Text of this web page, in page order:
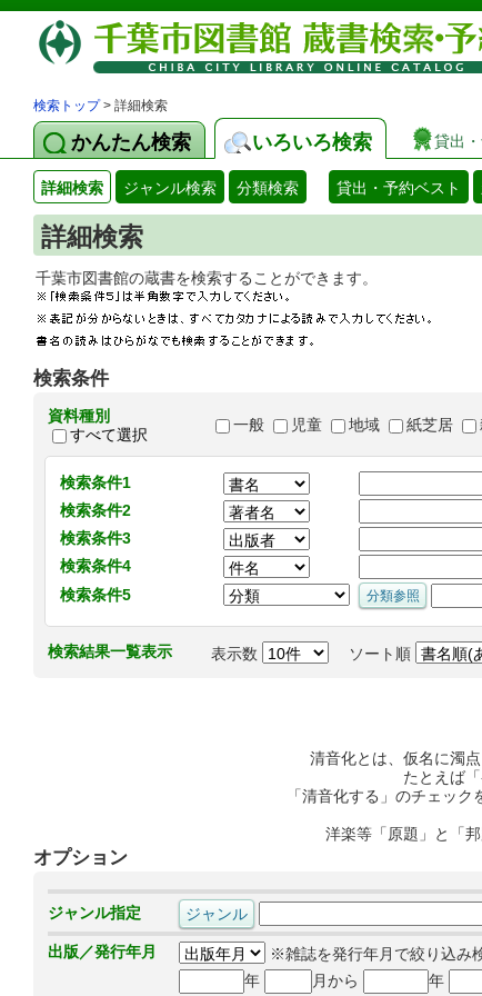
検索トップ> 詳細検索
かんたん検索 いろいろ検索 貸出
詳細検索 ジャンル検索 分類検索 貸出・予約ベスト
詳細検索
千葉市図書館の蔵書を検索することができ
検索条件
資料種別
すべて選択
一般 児童 地域 紙芝居
検索条件1
検索条件2
検索条件3
検索条件4
検索条件5
検索結果一覧表示 表示数 ソート順
清音化とは、仮名に濁
たとえば
「清音化する」のチェッ
洋楽等「原題」と「
オプション
ジャンル指定
出版／発行年月
※雑誌を発行年月で絞り込み
年
月から 年